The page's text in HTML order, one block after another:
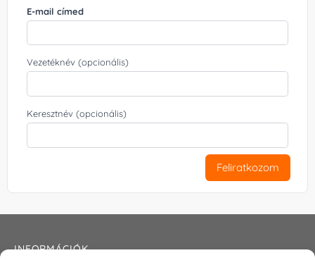
E-mail címed
Vezetéknév (opcionális)
Keresztnév (opcionális)
Feliratkozom
INFORMÁCIÓK